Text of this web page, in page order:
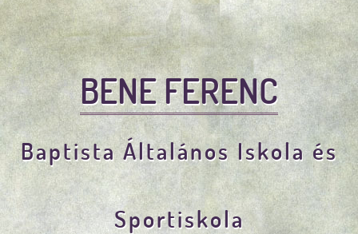
BENE FERENC
Baptista Általános Iskola és
Sportiskola